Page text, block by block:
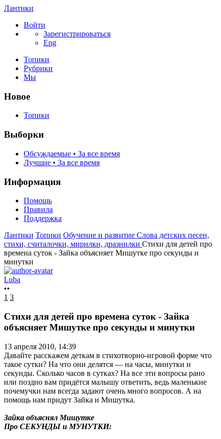
Лантики
Войти
Зарегистрироваться
Eng
Топики
Рубрики
Мы
Новое
Топики
Выборки
Обсуждаемые • За все время
Лучшие • За все время
Информация
Помощь
Правила
Поддержка
Лантики Топики Обучение и развитие Слова детских песен,
стихи, считалочки, мирилки, дразнилки Стихи для детей про
времена суток - Зайка объясняет Мишутке про секунды и
минутки
Luba
••
1 3
Стихи для детей про времена суток - Зайка
объясняет Мишутке про секунды и минутки
13 апреля 2010, 14:39
Давайте расскажем деткам в стихотворно-игровой форме что
такое сутки? На что они делятся — на часы, минутки и
секунды. Сколько часов в сутках? На все эти вопросы рано
или поздно вам придётся малышу ответить, ведь маленькие
почемучки нам всегда задают очень много вопросов. А на
помощь нам придут Зайка и Мишутка.
Зайка объяснял Мишутке
Про СЕКУНДЫ и МУНУТКИ: